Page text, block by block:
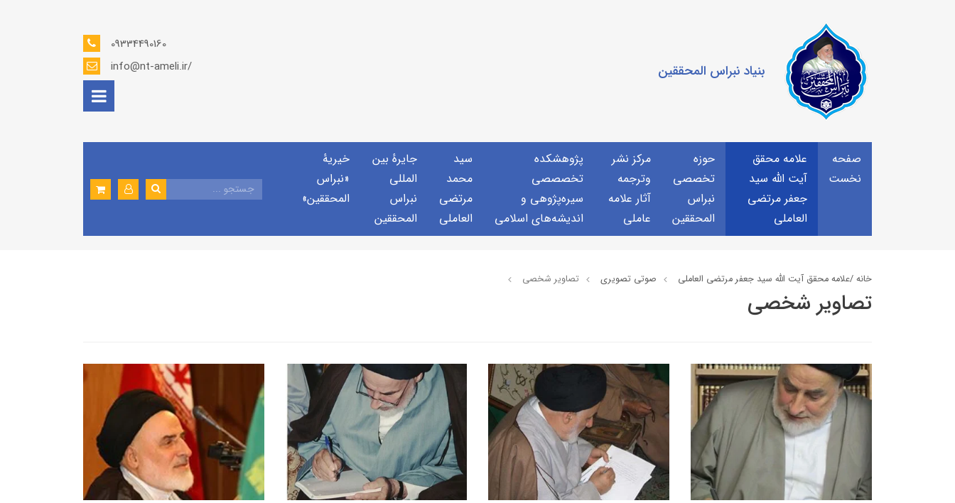
بنیاد نبراس المحققین
09334490160
info@nt-ameli.ir/
صفحه
نخست
علامه محقق
آیت الله سید
جعفر مرتضی
العاملی
حوزه
تخصصی
نبراس
المحققین
مركز نشر
وترجمه
آثار علامه
عاملی
پژوهشكده
تخصصصى
سیره‌پژوهی و
اندیشه‌های اسلامی
سید
محمد
مرتضی
العاملی
جايرهٔ بین
المللی
نبراس
المحققین
خيريهٔ
«نبراس
المحققين»
خانه /علامه محقق آیت الله سید جعفر مرتضی العاملی صوتي تصويري تصاویر شخصی
تصاویر شخصی